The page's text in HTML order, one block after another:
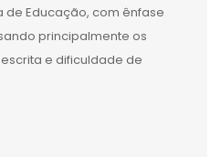
de Educação, com ênfase
principalmente os
e dificuldade de